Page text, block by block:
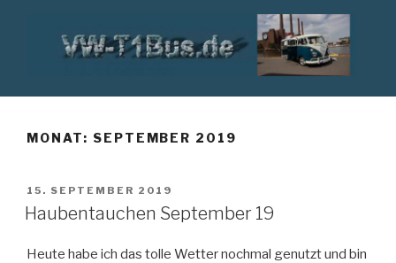
VW T1 BUS
MONAT: SEPTEMBER 2019
VERÖFFENTLICHT
AM
15. SEPTEMBER 2019
Haubentauchen September 19
Heute habe ich das tolle Wetter nochmal genutzt und bin